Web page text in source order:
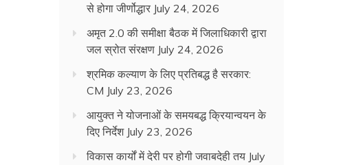
से होगा जीर्णोद्धार July 24, 2026
अमृत 2.0 की समीक्षा बैठक में जिलाधिकारी द्वारा
जल स्रोत संरक्षण July 24, 2026
श्रमिक कल्याण के लिए प्रतिबद्ध है सरकार:
CM July 23, 2026
आयुक्त ने योजनाओं के समयबद्ध क्रियान्वयन के
दिए निर्देश July 23, 2026
विकास कार्यों में देरी पर होगी जवाबदेही तय July